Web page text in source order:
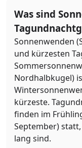
Was sind
Sonnenwenden
und kürzesten
Nordhalbkugel)
kürzeste.
finden im
September)
lang sind.